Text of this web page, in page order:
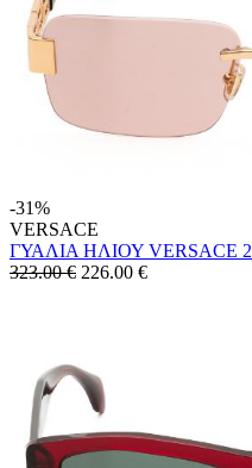
-31%
VERSACE
ΓΥΑΛΙΑ ΗΛΙΟΥ VERSACE
323.00 € 226.00 €